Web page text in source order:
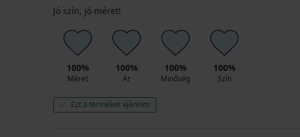
Jó szín, jó méret!
100%
Méret
100%
Ár
100%
Minőség
100%
Szín
Ezt a terméket ajánlom